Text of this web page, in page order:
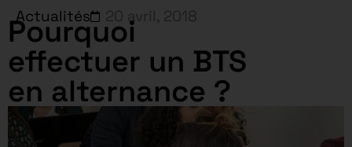
Actualités 20 avril, 2018
Pourquoi
effectuer un BTS
en alternance ?